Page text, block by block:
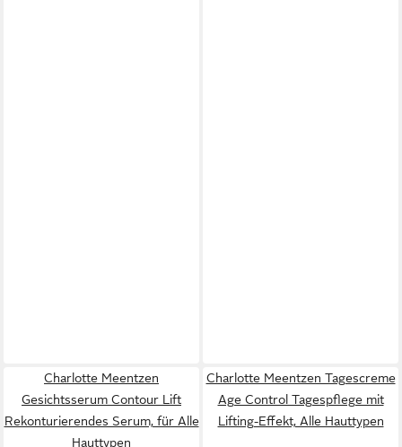
Charlotte Meentzen
Gesichtsserum Contour Lift
Rekonturierendes Serum, für Alle
Hauttypen
Charlotte Meentzen Tagescreme
Age Control Tagespflege mit
Lifting-Effekt, Alle Hauttypen